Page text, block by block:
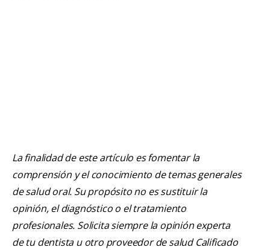
La finalidad de este artículo es fomentar la
comprensión y el conocimiento de temas generales
de salud oral. Su propósito no es sustituir la
opinión, el diagnóstico o el tratamiento
profesionales. Solicita siempre la opinión experta
de tu dentista u otro proveedor de salud Calificado